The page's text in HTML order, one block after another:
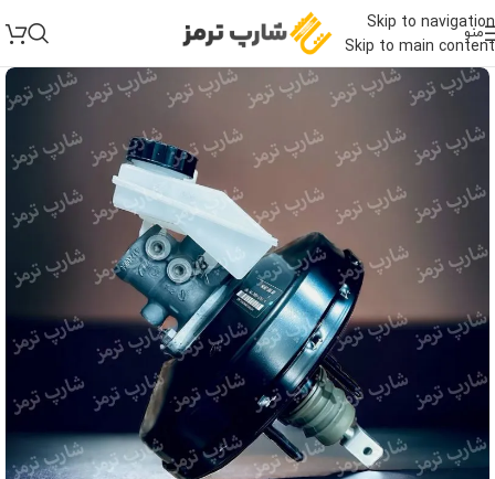
Skip to navigation
Skip to main content
منو